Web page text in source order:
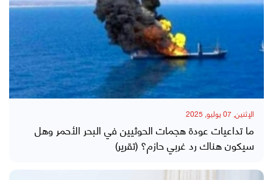
الإثنين, 07 يوليو, 2025
ما تداعيات عودة هجمات الحوثيين في البحر الأحمر وهل
سيكون هناك رد غربي حازم؟ (تقرير)